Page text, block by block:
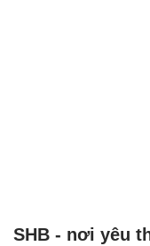
SHB - nơi yêu